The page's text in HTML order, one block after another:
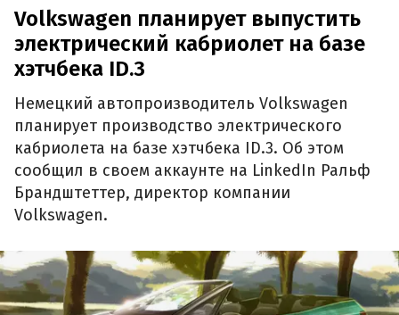
Volkswagen планирует выпустить
электрический кабриолет на базе
хэтчбека ID.3
Немецкий автопроизводитель Volkswagen
планирует производство электрического
кабриолета на базе хэтчбека ID.3. Об этом
сообщил в своем аккаунте на LinkedIn Ральф
Брандштеттер, директор компании
Volkswagen.